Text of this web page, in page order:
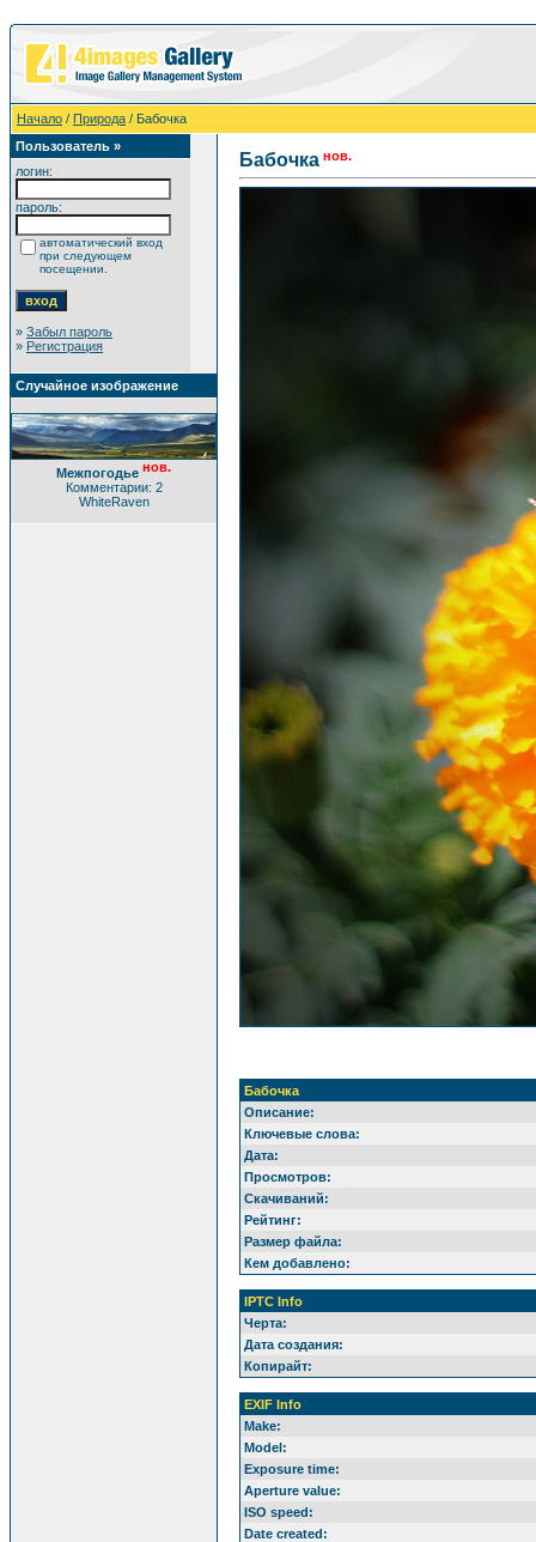
Начало / Природа / Бабочка
Пользователь »
логин:
пароль:
автоматический вход
при следующем
посещении.
» Забыл пароль
» Регистрация
Случайное изображение
Межпогодье нов.
Комментарии: 2
WhiteRaven
Бабочка нов.
Бабочка
Описание:
Ключевые слова:
Дата:
Просмотров:
Скачиваний:
Рейтинг:
Размер файла:
Кем добавлено:
IPTC Info
Черта:
Дата создания:
Копирайт:
EXIF Info
Make:
Model:
Exposure time:
Aperture value:
ISO speed:
Date created: